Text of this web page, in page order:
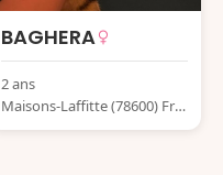
BAGHERA
2 ans
Maisons-Laffitte (78600) Fra
nce